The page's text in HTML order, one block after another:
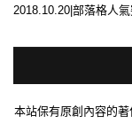
2018.10.20|部落格人
本站保有原創內容的